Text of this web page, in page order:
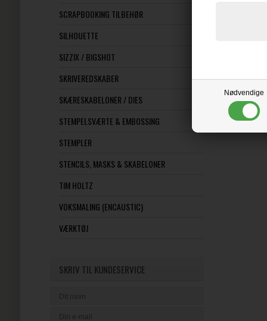
Nødvendige
SCRAPBOOKING TILBEHØR
SILHOUETTE
SIZZIX / BIGSHOT
SKRIVEREDSKABER
SKÆRESKABELONER / DIES
STEMPELSVÆRTE & EMBOSSING
STEMPLER
STENCILS, MASKS & SKABELONER
TIM HOLTZ
VOKSMALING (ENCAUSTIC)
VÆRKTØJ
SKRIV TIL KUNDESERVICE